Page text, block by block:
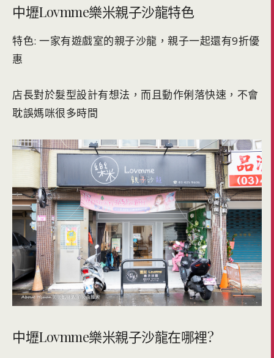
中壢Lovmme樂米親子沙龍特色
特色: 一家有遊戲室的親子沙龍，親子一起還有9折優
惠
店長對於髮型設計有想法，而且動作俐落快速，不會
耽誤媽咪很多時間
中壢Lovmme樂米親子沙龍在哪裡?